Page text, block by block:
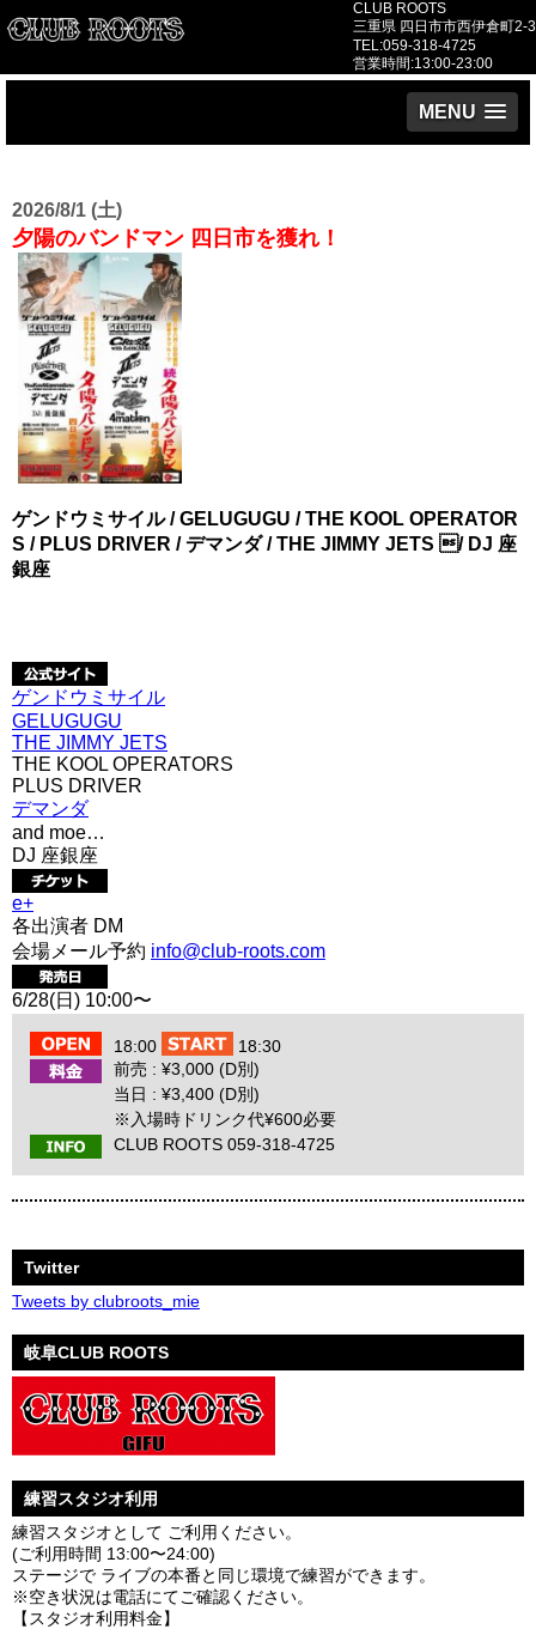
CLUB ROOTS
三重県 四日市市西伊倉町2-3
TEL:059-318-4725
営業時間:13:00-23:00
MENU
2026/8/1 (土)
夕陽のバンドマン 四日市を獲れ！
ゲンドウミサイル / GELUGUGU / THE KOOL OPERATOR
S / PLUS DRIVER / デマンダ / THE JIMMY JETS / DJ 座
銀座
ゲンドウミサイル
GELUGUGU
THE JIMMY JETS
THE KOOL OPERATORS
PLUS DRIVER
デマンダ
and moe…
DJ 座銀座
e+
各出演者 DM
会場メール予約 info@club-roots.com
6/28(日) 10:00〜
18:00
18:30
前売 : ¥3,000 (D別)
当日 : ¥3,400 (D別)
※入場時ドリンク代¥600必要
CLUB ROOTS 059-318-4725
Twitter
Tweets by clubroots_mie
岐阜CLUB ROOTS
練習スタジオ利用
練習スタジオとして ご利用ください。
(ご利用時間 13:00〜24:00)
ステージで ライブの本番と同じ環境で練習ができます。
※空き状況は電話にてご確認ください。
【スタジオ利用料金】